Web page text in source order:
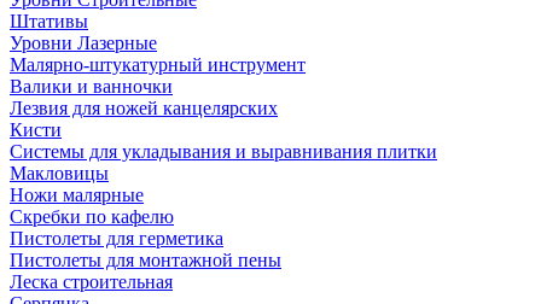
Штативы
Уровни Лазерные
Малярно-штукатурный инструмент
Валики и ванночки
Лезвия для ножей канцелярских
Кисти
Системы для укладывания и выравнивания плитки
Макловицы
Ножи малярные
Скребки по кафелю
Пистолеты для герметика
Пистолеты для монтажной пены
Леска строительная